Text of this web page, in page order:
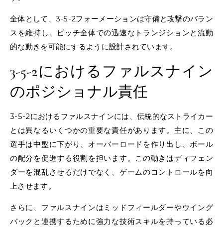
全体として、3-5-2フォーメーションは守備と攻撃のバラン
スを維持し、ピッチ全体での迅速なトランジションと流動
的な動きを可能にするように設計されています。
3-5-2におけるファルスナイン
のポジショナル責任
3-5-2におけるファルスナインには、伝統的なストライカー
とは異なるいくつかの重要な責任があります。主に、この
選手は中盤に下がり、オーバーロードを作り出し、ボール
の配分を促進する役割を担います。この動きはディフェン
ダーを混乱させるだけでなく、ゲームのコントロールを向
上させます。
さらに、ファルスナインはミッドフィールダーやウイング
バックと連携するために強力な技術スキルを持っている必